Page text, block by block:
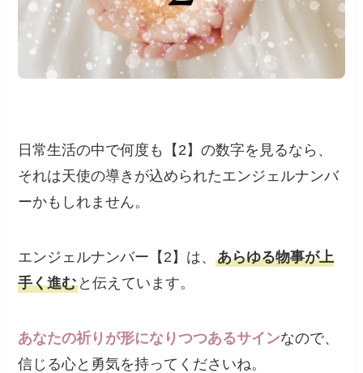
日常生活の中で何度も【2】の数字を見るなら、
それは天使の導きが込められたエンジェルナンバ
ーかもしれません。
エンジェルナンバー【2】は、あらゆる物事が上
手く進む と伝えています。
あなたの祈りが形になりつつあるサインなので、
信じる心と勇気を持ってくださいね。